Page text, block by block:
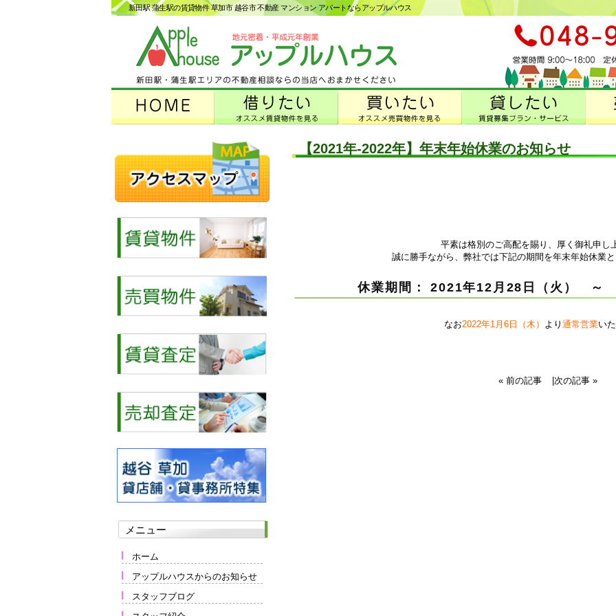
新田駅 蒲生駅の賃貸物件 草加市 越谷市 不動産 マンション アパートならアップルハウス
メニュー
ホーム
アップルハウスからのお知らせ
スタッフブログ
【2021年-2022年】年末年始休業のお知らせ
平素は格別のご高配を賜り、厚く御礼申し
誠に勝手ながら、弊社では下記の期間を年末年始休業
休業期間：2021年12月28日（火） ～
なお2022年1月6日（木） より 通常営業い
« 前の記事 次の記事 »